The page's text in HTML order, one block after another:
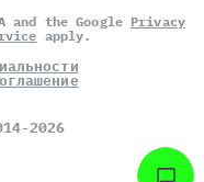
and the Google Privacy
apply.
2026